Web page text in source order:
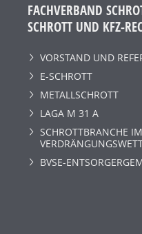
FACHVERBAND
SCHROTT UND KFZ-
VORSTAND UND
E-SCHROTT
METALLSCHROTT
LAGA M 31 A
SCHROTTBRANCHE IM
BVSE-